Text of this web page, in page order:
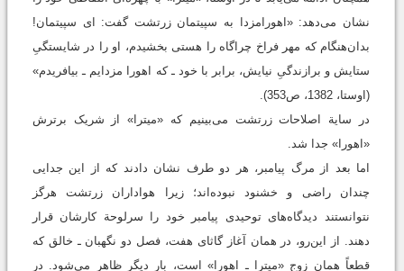
نشان می‌دهد: «اهورامزدا به سپیتمان زرتشت گفت: ‌ای سپیتمان!
بدان‌هنگام که مهر فراخ چراگاه را هستی بخشیدم، او را در شایستگیِ
ستایش و برازندگیِ نیایش، برابر با خود ـ که اهورا مزدایم ـ بیافریدم»
(اوستا، 1382، ص353).
در سایة اصلاحات زرتشت می‌بینیم که «میترا» از شریک برترش
«اهورا» جدا شد.
اما بعد از مرگ پیامبر، هر دو طرف نشان دادند که از این جدایی
چندان راضی و خشنود نبوده‌اند؛ زیرا هواداران زرتشت هرگز
نتوانستند دیدگاه‌های توحیدی پیامبر خود را سرلوحة کارشان قرار
دهند. از این‌رو، در همان آغاز گاثای هفت، فصل دو نگهبان ـ خالق که
قطعاً همان زوج «میترا ـ اهورا» است، بار دیگر ظاهر می‌شود. در